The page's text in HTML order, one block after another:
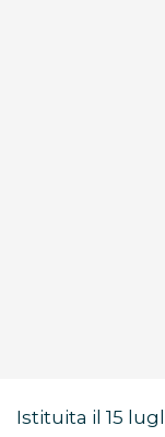
Istituita il 15